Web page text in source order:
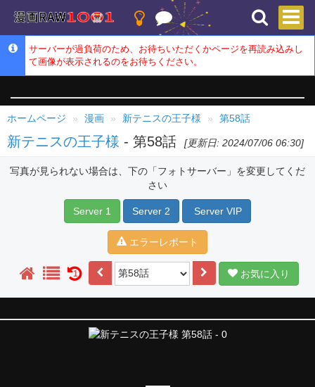
サーバーが過負荷のため、お待ちいただくかページを再読み込みし
て画像が表示されるのをお待ちください。
ホームページ 漫画 新テニスの王子様 第58話
新テニスの王子様 - 第58話 [更新日: 2024/07/06 06:30]
写真が見られない場合は、下の「フォトサーバー」を変更してくだ
さい
Server 1 Server 2 Server VIP
エラーレポート
1 お気に入り